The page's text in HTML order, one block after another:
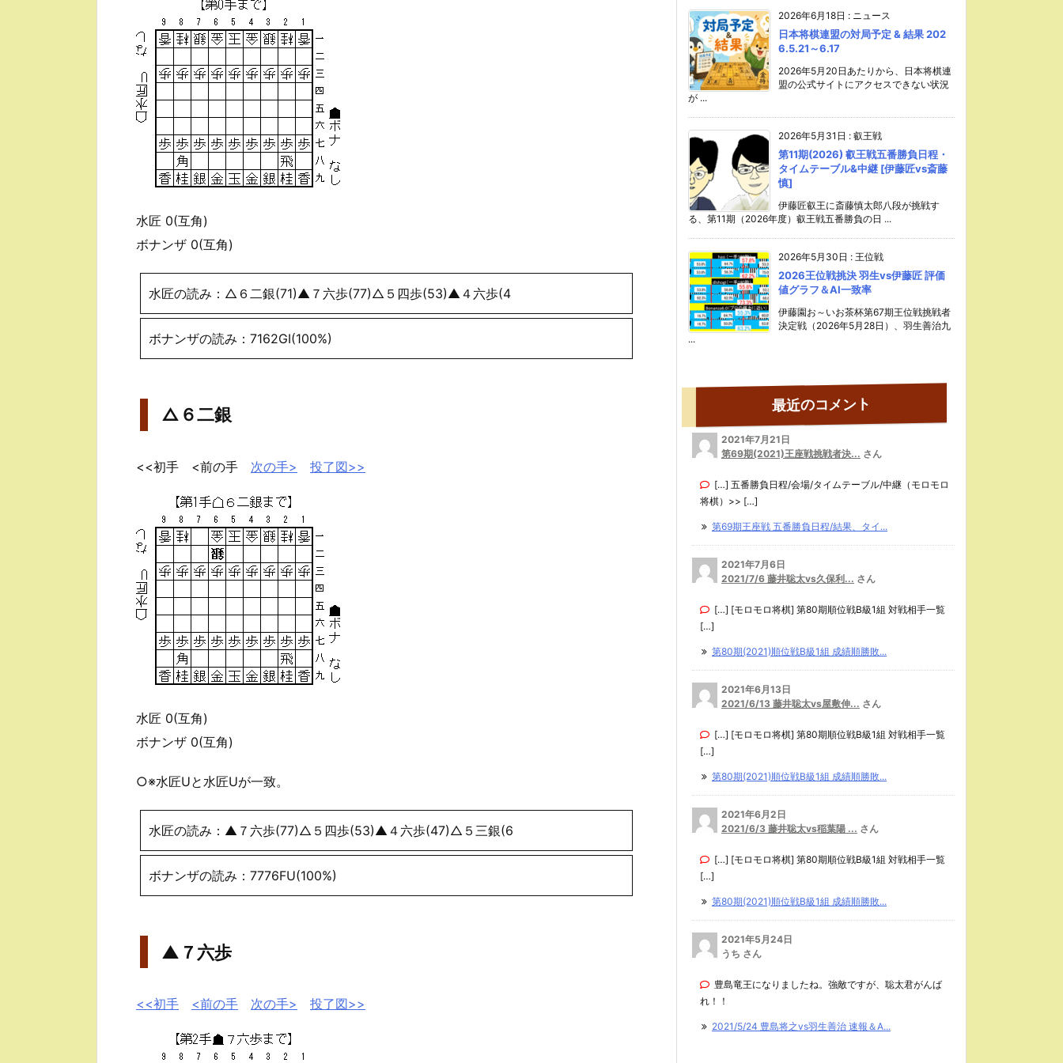
水匠 0(互角)
ボナンザ 0(互角)
水匠の読み：△６二銀(71)▲７六歩(77)△５四歩(53)▲４六歩(4
ボナンザの読み：7162GI(100%)
△６二銀
<<初手 <前の手 次の手> 投了図>>
水匠 0(互角)
ボナンザ 0(互角)
○※水匠Uと水匠Uが一致。
水匠の読み：▲７六歩(77)△５四歩(53)▲４六歩(47)△５三銀(6
ボナンザの読み：7776FU(100%)
▲７六歩
<<初手 <前の手 次の手> 投了図>>
2026年6月18日 : ニュース
日本将棋連盟の対局予定 & 結果 202
6.5.21～6.17
2026年5月20日あたりから、日本将棋連
盟の公式サイトにアクセスできない状況
が ...
2026年5月31日 : 叡王戦
第11期(2026) 叡王戦五番勝負日程・
タイムテーブル&中継 [伊藤匠vs斎藤
慎]
伊藤匠叡王に斎藤慎太郎八段が挑戦す
る、第11期（2026年度）叡王戦五番勝負の日 ...
2026年5月30日 : 王位戦
2026王位戦挑決 羽生vs伊藤匠 評価
値グラフ＆AI一致率
伊藤園お～いお茶杯第67期王位戦挑戦者
決定戦（2026年5月28日）、羽生善治九
...
最近のコメント
2021年7月21日
第69期(2021)王座戦挑戦者決... さん
[…] 五番勝負日程/会場/タイムテーブル/中継（モロモロ
将棋）>> […]
第69期王座戦 五番勝負日程/結果、タイ...
2021年7月6日
2021/7/6 藤井聡太vs久保利... さん
[…] [モロモロ将棋] 第80期順位戦B級1組 対戦相手一覧
[…]
第80期(2021)順位戦B級1組 成績順勝敗...
2021年6月13日
2021/6/13 藤井聡太vs屋敷伸... さん
[…] [モロモロ将棋] 第80期順位戦B級1組 対戦相手一覧
[…]
第80期(2021)順位戦B級1組 成績順勝敗...
2021年6月2日
2021/6/3 藤井聡太vs稲葉陽 ... さん
[…] [モロモロ将棋] 第80期順位戦B級1組 対戦相手一覧
[…]
第80期(2021)順位戦B級1組 成績順勝敗...
2021年5月24日
うち さん
豊島竜王になりましたね。強敵ですが、聡太君がんば
れ！！
2021/5/24 豊島将之vs羽生善治 速報＆A...